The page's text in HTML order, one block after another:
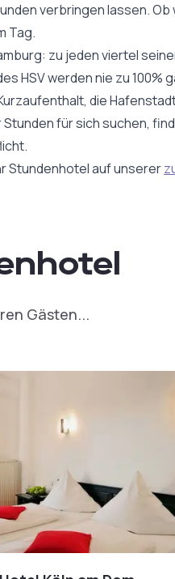
verbringen lassen. Ob
Tag.
zu jeden viertel
HSV werden nie zu 100%
die
Stunden für sich suchen,
Stundenhotel auf unserer
Gästen...